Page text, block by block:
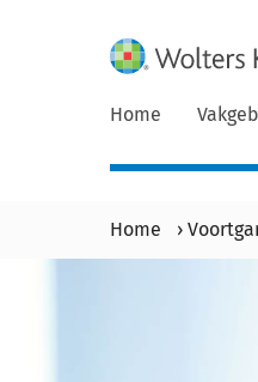
Home
Home ›